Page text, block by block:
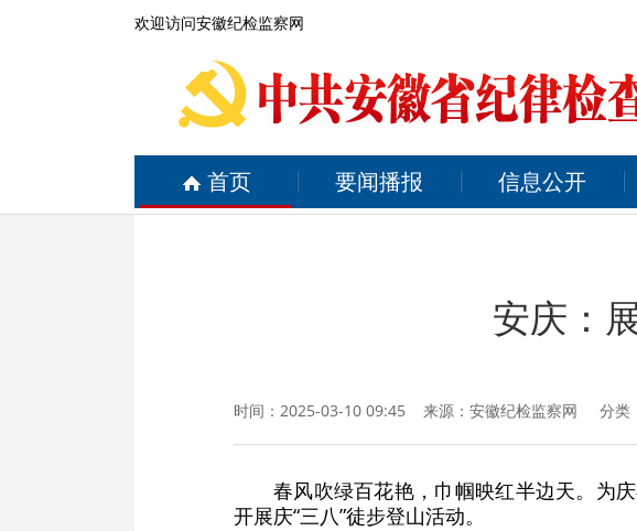
欢迎访问安徽纪检监察网
首页 要闻播报 信息公开
安庆：
时间：2025-03-10 09:45 来源： 安徽纪检监察网 分类
春风吹绿百花艳，巾帼映红半边天。为
开展庆“三八”徒步登山活动。